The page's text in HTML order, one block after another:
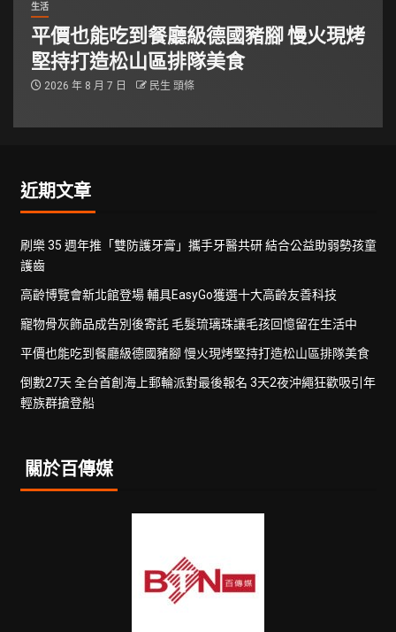
生活
平價也能吃到餐廳級德國豬腳 慢火現烤
堅持打造松山區排隊美食
2026 年 8 月 7 日 民生 頭條
近期文章
刷樂 35 週年推「雙防護牙膏」攜手牙醫共研 結合公益助弱勢孩童
護齒
高齡博覽會新北館登場 輔具EasyGo獲選十大高齡友善科技
寵物骨灰飾品成告別後寄託 毛髮琉璃珠讓毛孩回憶留在生活中
平價也能吃到餐廳級德國豬腳 慢火現烤堅持打造松山區排隊美食
倒數27天 全台首創海上郵輪派對最後報名 3天2夜沖繩狂歡吸引年
輕族群搶登船
關於百傳媒